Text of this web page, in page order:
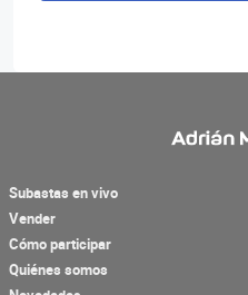
Subastas en vivo
Vender
Cómo participar
Quiénes somos